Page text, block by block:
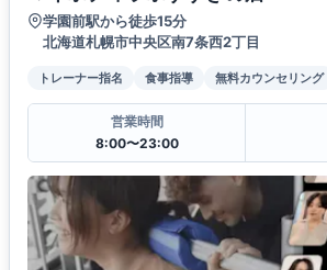
学園前駅から徒歩15分
北海道札幌市中央区南7条西2丁目
トレーナー指名 食事指導 無料カウンセリング
営業時間
8:00〜23:00